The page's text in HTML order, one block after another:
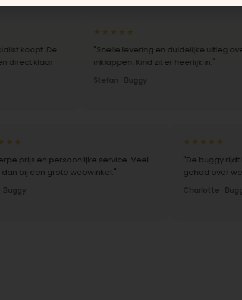
De
★★★★★
"Snelle levering en duidelijke uitleg over het
inklappen. Kind zit er heerlijk in."
Stefan · Buggy
en persoonlijke service. Veel
een grote webwinkel."
★★★★★
"De buggy rijdt
gehad over welk
Charlotte · Buggy